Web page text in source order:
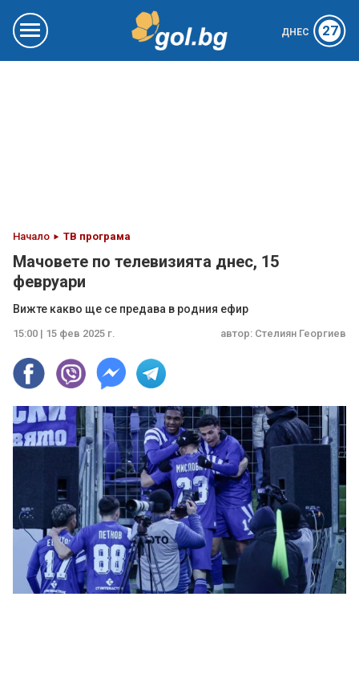
ДНЕС 27
Начало ТВ програма
Мачовете по телевизията днес, 15
февруари
Вижте какво ще се предава в родния ефир
15:00 | 15 фев 2025 г. автор: Стелиян Георгиев